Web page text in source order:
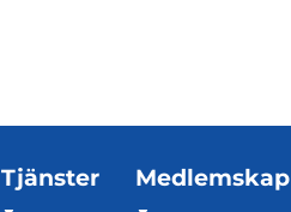
Tjänster Medlemskap